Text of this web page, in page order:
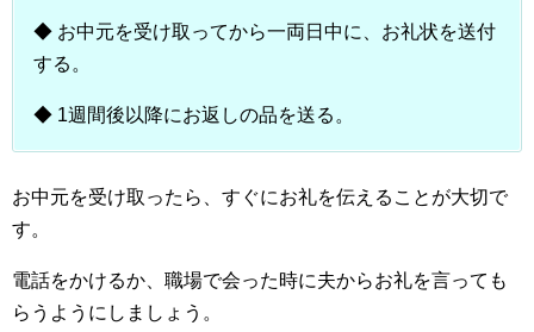
◆ お中元を受け取ってから一両日中に、お礼状を送付
する。
◆ 1週間後以降にお返しの品を送る。
お中元を受け取ったら、すぐにお礼を伝えることが大切で
す。
電話をかけるか、職場で会った時に夫からお礼を言っても
らうようにしましょう。